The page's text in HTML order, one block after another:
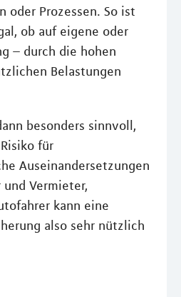
oder Prozessen. So ist
ob auf eigene oder
– durch die hohen
Belastungen
besonders sinnvoll,
für
Auseinandersetzungen
Vermieter,
kann eine
also sehr nützlich